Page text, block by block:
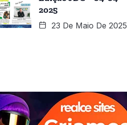
2025
23 De Maio De 2025